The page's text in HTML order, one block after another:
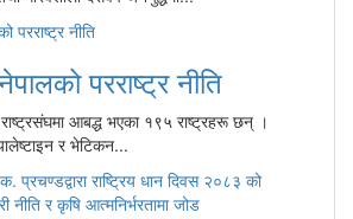
परराष्ट्र नीति
आबद्ध भएका १९५ राष्ट्रहरू छन् ।
र भेटिकन...